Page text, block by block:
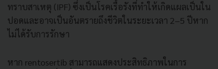
ทราบสาเหตุ (IPF) ซึ่งเป็นโรคเรื้อรังที่ทำให้เกิดแผลเป็นใน
ปอดและอาจเป็นอันตรายถึงชีวิตในระยะเวลา 2–5 ปีหาก
ไม่ได้รับการรักษา
หาก rentosertib สามารถแสดงประสิทธิภาพในการ